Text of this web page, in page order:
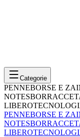
Categorie
PENNEBORSE E
NOTESBORRACCE
LIBERO
PENNEBORSE E
NOTESBORRACCE
LIBERO